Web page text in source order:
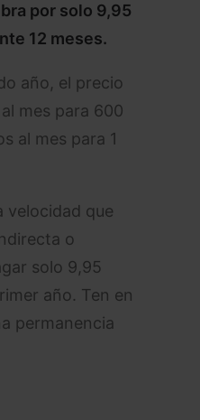
por solo 9,95
12 meses.
año, el precio
mes para 600
al mes para 1
velocidad que
o
solo 9,95
año. Ten en
permanencia